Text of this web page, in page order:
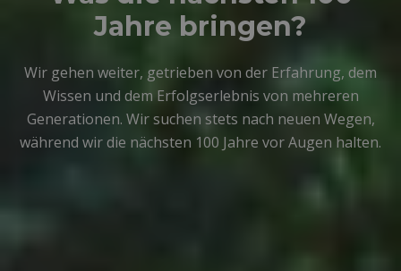
Jahre bringen?
Wir gehen weiter, getrieben von der Erfahrung, dem
Wissen und dem Erfolgserlebnis von mehreren
Generationen. Wir suchen stets nach neuen Wegen,
während wir die nächsten 100 Jahre vor Augen halten.